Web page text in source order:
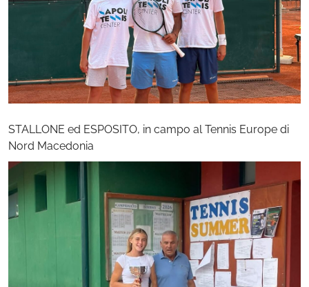
STALLONE ed ESPOSITO, in campo al Tennis Europe di
Nord Macedonia